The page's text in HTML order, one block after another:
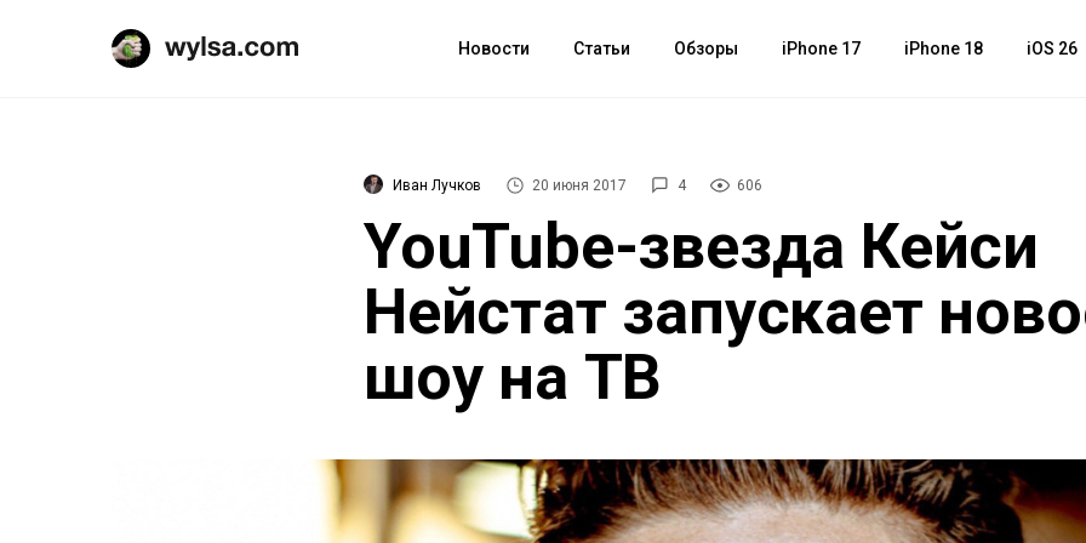
Новости Статьи Обзоры iPhone 17 iPhone 18 iOS 26
Иван Лучков 20 июня 2017 4 606
YouTube-звезда Кейси
Нейстат запускает
шоу на ТВ